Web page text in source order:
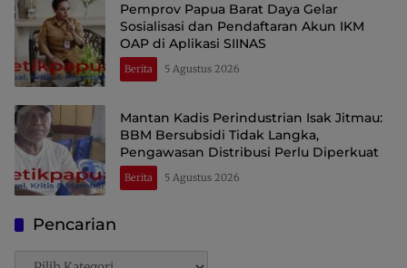
Pemprov Papua Barat Daya Gelar
Sosialisasi dan Pendaftaran Akun IKM
OAP di Aplikasi SIINAS
Berita 5 Agustus 2026
Mantan Kadis Perindustrian Isak Jitmau:
BBM Bersubsidi Tidak Langka,
Pengawasan Distribusi Perlu Diperkuat
Berita 5 Agustus 2026
Pencarian
Pencarian